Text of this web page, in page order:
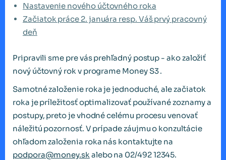
Nastavenie nového účtovného roka
Začiatok práce 2. januára resp. Váš prvý pracovný
deň
Pripravili sme pre vás prehľadný postup - ako založiť
nový účtovný rok v programe Money S3 .
Samotné založenie roka je jednoduché, ale začiatok
roka je príležitosť optimalizovať používané zoznamy a
postupy, preto je vhodné celému procesu venovať
náležitú pozornosť. V prípade záujmu o konzultácie
ohľadom založenia roka nás kontaktujte na
podpora@money.skalebo na 02/492 12345.